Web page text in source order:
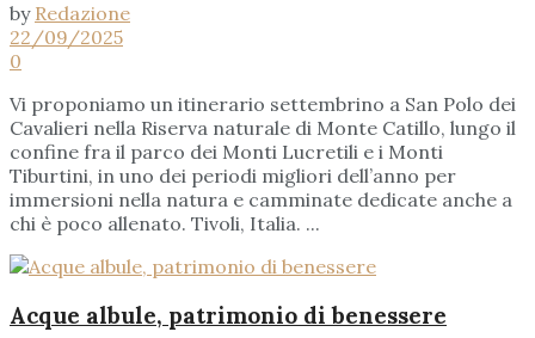
by Redazione
22/09/2025
0
Vi proponiamo un itinerario settembrino a San Polo dei
Cavalieri nella Riserva naturale di Monte Catillo, lungo il
confine fra il parco dei Monti Lucretili e i Monti
Tiburtini, in uno dei periodi migliori dell’anno per
immersioni nella natura e camminate dedicate anche a
chi è poco allenato. Tivoli, Italia. ...
Acque albule, patrimonio di benessere